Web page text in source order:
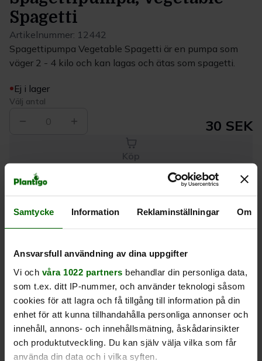
Samtycke Information Reklaminställningar Om
Ansvarsfull användning av dina uppgifter
Vi och våra 1022 partners behandlar din personliga data,
som t.ex. ditt IP-nummer, och använder teknologi såsom
cookies för att lagra och få tillgång till information på din
enhet för att kunna tillhandahålla personliga annonser och
innehåll, annons- och innehållsmätning, åskådarinsikter
och produktutveckling. Du kan själv välja vilka som får
använda din data och i vilka syften.
Spagetti
Artikelnummer: 12442
Spagettipumpa Vegetable Spagetti är en pumpa som
väger 2 - 4 kilo och kan lagas och ätas som spagetti.
Ej i lager
Välj antal
0 30 SEK
Köp
Leverans 1-
Kvalitet till
Eget lager allt i
Beskrivning
Produktrecensioner